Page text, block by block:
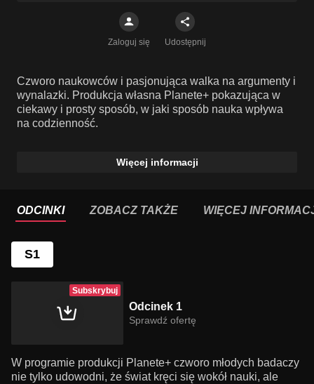
Zaloguj się Udostępnij
Czworo naukowców i pasjonująca walka na argumenty i
wynalazki. Produkcja własna Planete+ pokazująca w
ciekawy i prosty sposób, w jaki sposób nauka wpływa
na codzienność.
Więcej informacji
ODCINKI ZOBACZ TAKŻE WIĘCEJ
S1
Subskrybuj
Odcinek 1
Sprawdź ofertę
W programie produkcji Planete+ czworo młodych badaczy
nie tylko udowodni, że świat kręci się wokół nauki, ale